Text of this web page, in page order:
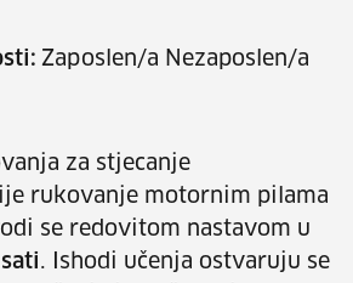
Zaposlen/a Nezaposlen/a
za stjecanje
rukovanje motornim pilama
se redovitom nastavom u
. Ishodi učenja ostvaruju se